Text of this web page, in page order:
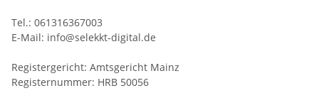
Tel.: 061316367003
E-Mail: info@selekkt-digital.de
Registergericht: Amtsgericht Mainz
Registernummer: HRB 50056